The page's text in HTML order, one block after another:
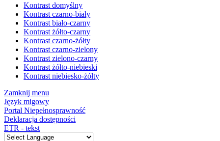
Kontrast domyślny
Kontrast czarno-biały
Kontrast biało-czarny
Kontrast żółto-czarny
Kontrast czarno-żółty
Kontrast czarno-zielony
Kontrast zielono-czarny
Kontrast żółto-niebieski
Kontrast niebiesko-żółty
Zamknij menu
Język migowy
Portal Niepełnosprawność
Deklaracja dostępności
ETR - tekst